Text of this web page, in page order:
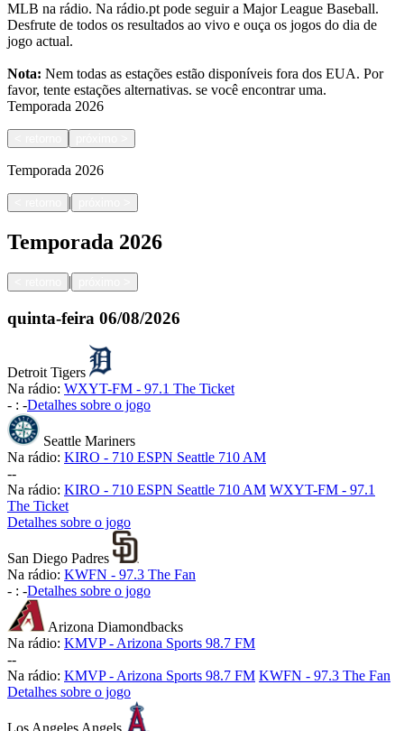
MLB na rádio. Na rádio.pt pode seguir a Major League Baseball.
Desfrute de todos os resultados ao vivo e ouça os jogos do dia de
jogo actual.
Nota: Nem todas as estações estão disponíveis fora dos EUA. Por
favor, tente estações alternativas. se você encontrar uma.
Temporada 2026
Temporada 2026
|
Temporada 2026
|
quinta-feira 06/08/2026
Detroit Tigers
Na rádio: WXYT-FM - 97.1 The Ticket
- : -Detalhes sobre o jogo
Seattle Mariners
Na rádio: KIRO - 710 ESPN Seattle 710 AM
--
Na rádio: KIRO - 710 ESPN Seattle 710 AM WXYT-FM - 97.1
The Ticket
Detalhes sobre o jogo
San Diego Padres
Na rádio: KWFN - 97.3 The Fan
- : -Detalhes sobre o jogo
Arizona Diamondbacks
Na rádio: KMVP - Arizona Sports 98.7 FM
--
Na rádio: KMVP - Arizona Sports 98.7 FM KWFN - 97.3 The Fan
Detalhes sobre o jogo